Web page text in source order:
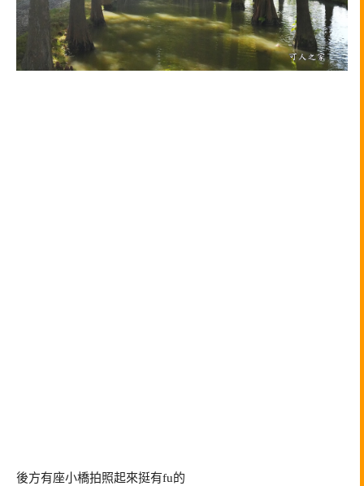
後方有座小橋拍照起來挺有fu的